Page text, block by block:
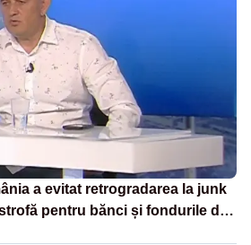
a evitat retrogradarea la junk
pentru bănci și fondurile de